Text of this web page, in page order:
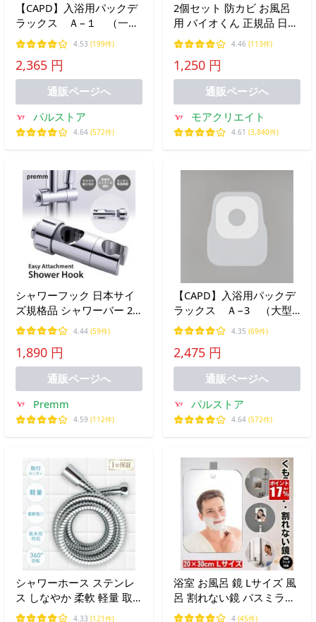
【CAPD】入浴用パックデ
ラックス Ａ−１ （一般
タイプ）
4.53 (199件)
2,365 円
通販ページへ
パルストア
4.64 (572件)
2個セット 防カビ お風呂
用 バイオくん 正規品 日本
製 バイオ君 浴室 天井 カ
ビ対策 浴室用 1年間持続
貼るだけ 風呂 カビ対策 送
料無料 2M◇ バイオくん2
4.46 (113件)
1,250 円
通販ページへ
モアクリエイト
4.61 (3,840件)
シャワーフック 日本サイ
ズ規格品 シャワーバー 28-
32mm お取替え用 後付け
タイプ 360度角度調整
4.44 (59件)
1,890 円
通販ページへ
Premm
4.59 (112件)
【CAPD】入浴用パックデ
ラックス Ａ−3 （大型
タイプ）
4.35 (69件)
2,475 円
通販ページへ
パルストア
4.64 (572件)
シャワーホース ステンレ
ス しなやか 柔軟 軽量 取
付簡単 1.6m 2m 160cm
4.33 (121件)
浴室 お風呂 鏡 Lサイズ 風
呂 割れない鏡 バスミラー
お風呂ミラー バス ミラー
4 (45件)